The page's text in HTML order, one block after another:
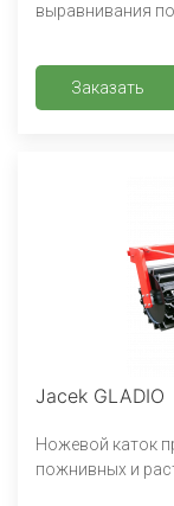
выравнивания
Заказать
Jacek GLADIO
Ножевой каток
пожнивных и